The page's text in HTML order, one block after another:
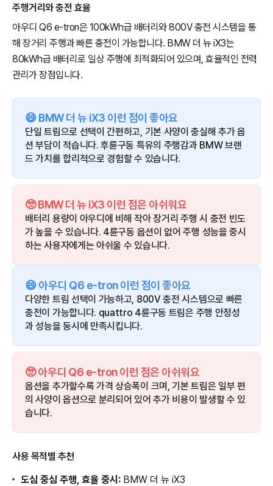
주행거리와 충전 효율
아우디 Q6 e-tron은 100kWh급 배터리와 800V 충전 시스템을 통
해 장거리 주행과 빠른 충전이 가능합니다. BMW 더 뉴 iX3는
80kWh급 배터리로 일상 주행에 최적화되어 있으며, 효율적인 전력
관리가 장점입니다.
😄 BMW 더 뉴 iX3 이런 점이 좋아요
단일 트림으로 선택이 간편하고, 기본 사양이 충실해 추가 옵
션 부담이 적습니다. 후륜구동 특유의 주행감과 BMW 브랜
드 가치를 합리적으로 경험할 수 있습니다.
🥺 BMW 더 뉴 iX3 이런 점은 아쉬워요
배터리 용량이 아우디에 비해 작아 장거리 주행 시 충전 빈도
가 높을 수 있습니다. 4륜구동 옵션이 없어 주행 성능을 중시
하는 사용자에게는 아쉬울 수 있습니다.
😄 아우디 Q6 e-tron 이런 점이 좋아요
다양한 트림 선택이 가능하고, 800V 충전 시스템으로 빠른
충전이 가능합니다. quattro 4륜구동 트림은 주행 안정성
과 성능을 동시에 만족시킵니다.
🥺 아우디 Q6 e-tron 이런 점은 아쉬워요
옵션을 추가할수록 가격 상승폭이 크며, 기본 트림은 일부 편
의 사양이 옵션으로 분리되어 있어 추가 비용이 발생할 수 있
습니다.
사용 목적별 추천
도심 중심 주행, 효율 중시: BMW 더 뉴 iX3